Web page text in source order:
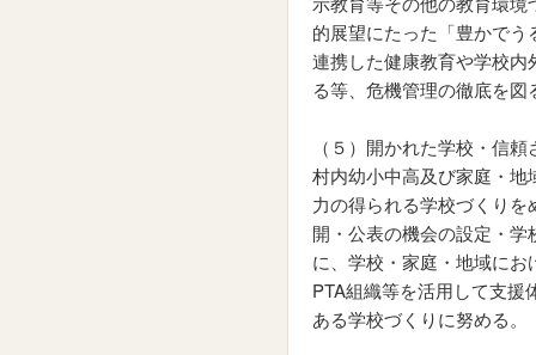
的展望にたった「豊かで
連携した健康教育や学校
る等、危機管理の徹底を
（５）開かれた学校・信
村内幼小中高及び家庭・
力の得られる学校づくり
開・公表の機会の設定・
に、学校・家庭・地域に
PTA組織等を活用して支
ある学校づくりに努める。